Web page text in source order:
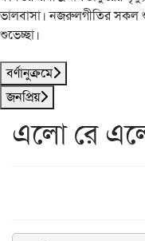
ভালবাসা। নজরুলগীতির সকল
শুভেচ্ছা।
বর্ণানুক্রমে
জনপ্রিয়
এলো রে